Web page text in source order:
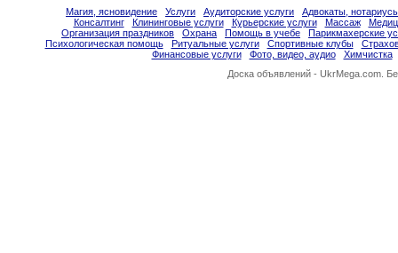
Магия, ясновидение Услуги Аудиторские услуги
Адвокаты,
Консалтинг
Клининговые услуги Курьерские услуги Массаж
Организация праздников
Охрана Помощь в учебе
Парикмахерские
Психологическая помощь
Ритуальные услуги Спортивные клубы
Финансовые услуги
Фото, видео, аудио
Химчистка
Доска объявлений - UkrMega.com.